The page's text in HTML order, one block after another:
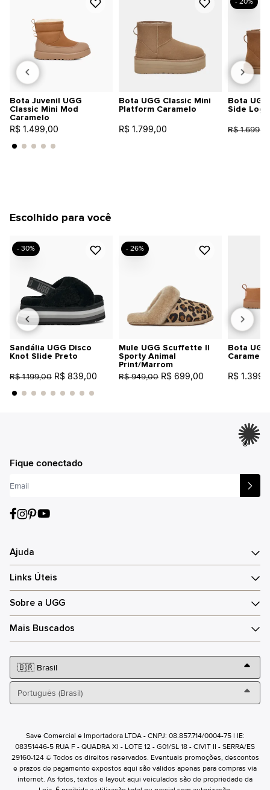
Bota Juvenil UGG
Classic Mini Mod
Caramelo
R$ 1.499,00
Bota UGG Classic Mini
Platform Caramelo
R$ 1.799,00
Bota
Side
R$
Escolhido para você
Sandália UGG Disco
Knot Slide Preto
R$ 1.199,00 R$ 839,00
- 30%
Mule UGG Scuffette II
Sporty Animal
Print/Marrom
R$ 949,00 R$ 699,00
- 26%
Bota
Caramelo
R$
®
Fique conectado
Ajuda
Links Úteis
Sobre a UGG
Mais Buscados
Save Comercial e Importadora LTDA - CNPJ: 08.857.714/0004-75 | IE:
08351446-5 RUA F - QUADRA XI - LOTE 12 - G01/SL 18 - CIVIT II - SERRA/ES
29160-124 © Todos os direitos reservados. Eventuais promoções, descontos
e prazos de pagamento expostos aqui são válidos apenas para compras via
internet. As fotos, textos e layout aqui veiculados são de propriedade da